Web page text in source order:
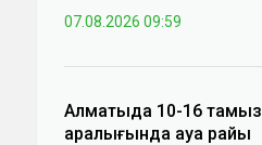
07.08.2026 09:59
Алматыда 10-16 тамыз
аралығында ауа райы